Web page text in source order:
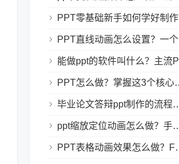
PPT零基础新手如何学好制作PPT？新手入门全攻略
PPT直线动画怎么设置？一个简单的设置技巧
能做ppt的软件叫什么？主流PPT制作软件盘点与选型指南
PPT怎么做？掌握这3个核心制作方法与技巧，新手也能变大神！
毕业论文答辩ppt制作的流程是怎样的？新手零门槛指南
ppt缩放定位动画怎么做？手把手教程，小白也能学会做动态PPT
PPT表格动画效果怎么做？Focusky让你的演示更独特！